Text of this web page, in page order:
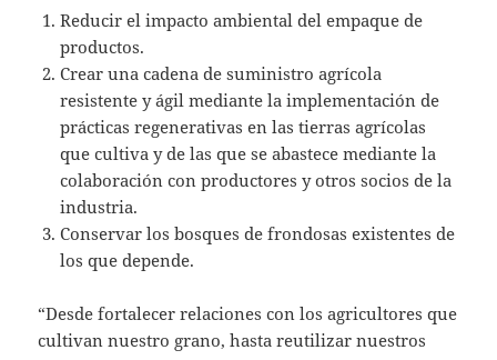
Reducir el impacto ambiental del empaque de
productos.
Crear una cadena de suministro agrícola
resistente y ágil mediante la implementación de
prácticas regenerativas en las tierras agrícolas
que cultiva y de las que se abastece mediante la
colaboración con productores y otros socios de la
industria.
Conservar los bosques de frondosas existentes de
los que depende.
“Desde fortalecer relaciones con los agricultores que
cultivan nuestro grano, hasta reutilizar nuestros